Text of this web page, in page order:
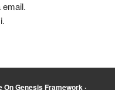
email.
OnGenesis Framework·